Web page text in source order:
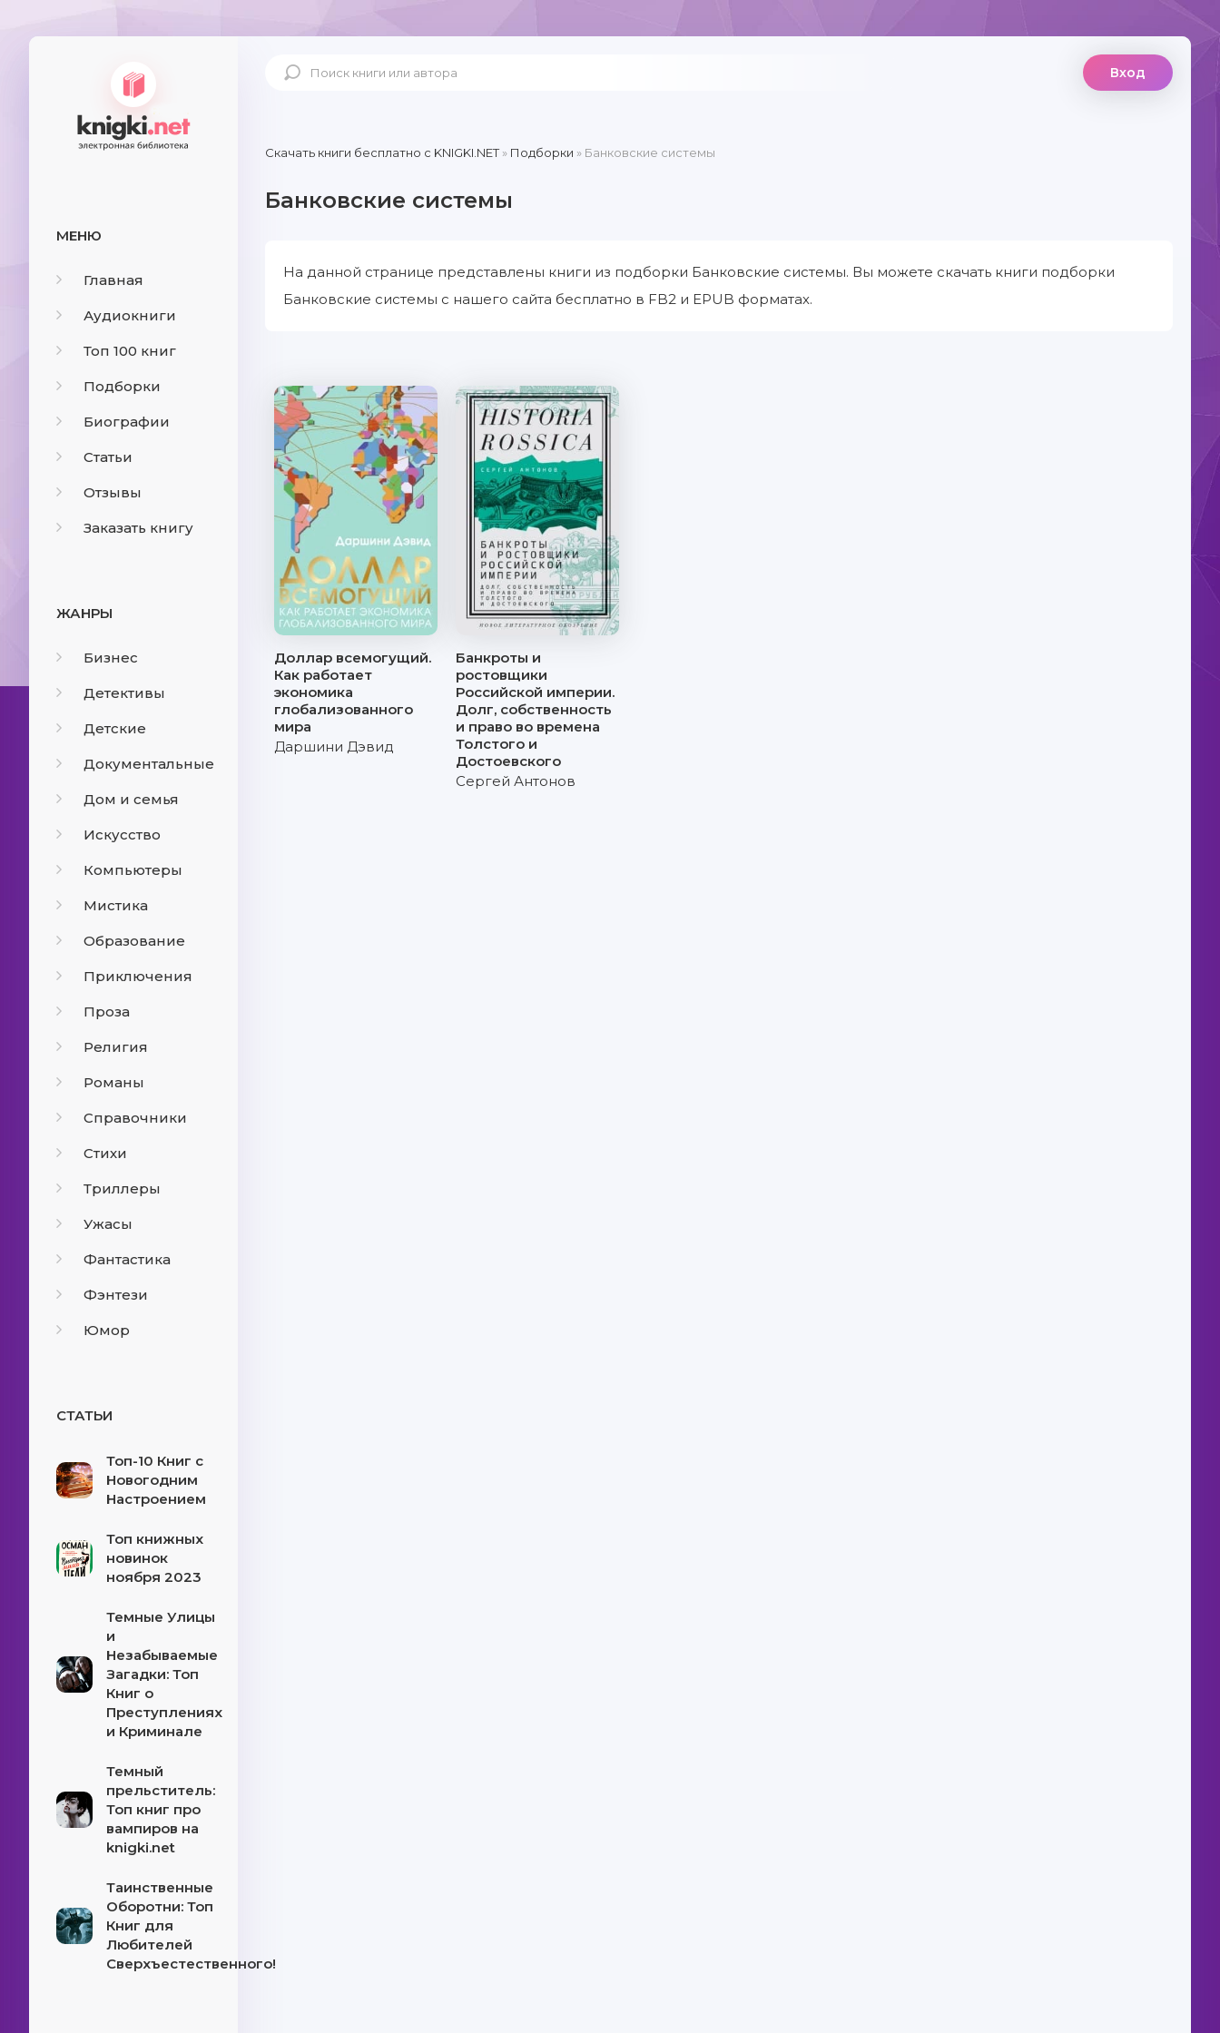
МЕНЮ
Главная
Аудиокниги
Топ 100 книг
Подборки
Биографии
Статьи
Отзывы
Заказать книгу
ЖАНРЫ
Бизнес
Детективы
Детские
Документальные
Дом и семья
Искусство
Компьютеры
Мистика
Образование
Приключения
Проза
Религия
Романы
Справочники
Стихи
Триллеры
Ужасы
Фантастика
Фэнтези
Юмор
СТАТЬИ
Топ-10 Книг с
Новогодним
Настроением
Топ книжных
новинок
ноября 2023
Темные Улицы
и
Незабываемые
Загадки: Топ
Книг о
Преступлениях
и Криминале
Темный
прельститель:
Топ книг про
вампиров на
knigki.net
Таинственные
Оборотни: Топ
Книг для
Любителей
Сверхъестественного!
Вход
Скачать книги бесплатно c KNIGKI.NET» Подборки » Банковские системы
Банковские системы
На данной странице представлены книги из подборки Банковские системы. Вы можете скачать книги подборки
Банковские системы с нашего сайта бесплатно в FB2 и EPUB форматах.
Доллар всемогущий.
Как работает
экономика
глобализованного
мира
Даршини Дэвид
Банкроты и
ростовщики
Российской империи.
Долг, собственность
и право во времена
Толстого и
Достоевского
Сергей Антонов